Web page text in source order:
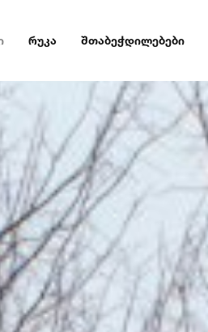
რუკა შთაბეჭდილებები